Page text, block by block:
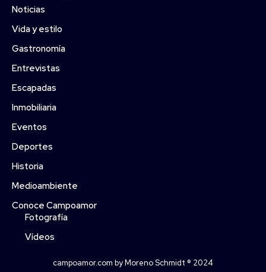
Noticias
Vida y estilo
Gastronomía
Entrevistas
Escapadas
Inmobiliaria
Eventos
Deportes
Historia
Medioambiente
Conoce Campoamor
Fotografía
Vídeos
campoamor.com by Moreno Schmidt ® 2024